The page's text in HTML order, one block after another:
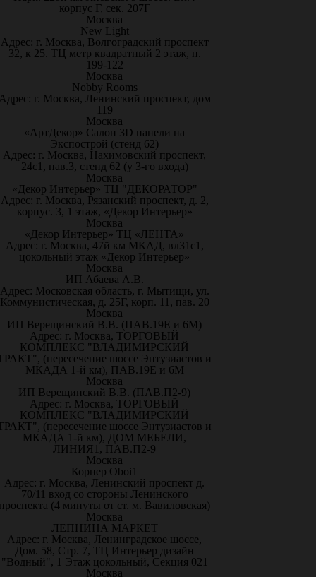
корпус Г, сек. 207Г
Москва
New Light
Адрес: г. Москва, Волгоградский проспект
32, к 25. ТЦ метр квадратный 2 этаж, п.
199-122
Москва
Nobby Rooms
г. Москва, Ленинский проспект, дом
119
Москва
«АртДекор» Салон 3D панели на
Экспострой (стенд 62)
Адрес: г. Москва, Нахимовский проспект,
24с1, пав.3, стенд 62 (у 3-го входа)
Москва
«Декор Интерьер» ТЦ "ДЕКОРАТОР"
Адрес: г. Москва, Рязанский проспект, д. 2,
корпус. 3, 1 этаж, «Декор Интерьер»
Москва
«Декор Интерьер» ТЦ «ЛЕНТА»
Адрес: г. Москва, 47й км МКАД, вл31с1,
цокольный этаж «Декор Интерьер»
Москва
ИП Абаева А.В.
Адрес: Московская область, г. Мытищи, ул.
Коммунистическая, д. 25Г, корп. 11, пав. 20
Москва
ИП Верещинский В.В. (ПАВ.19Е и 6М)
Адрес: г. Москва, ТОРГОВЫЙ
КОМПЛЕКС "ВЛАДИМИРСКИЙ
(пересечение шоссе Энтузиастов и
МКАДА 1-й км), ПАВ.19Е и 6М
Москва
ИП Верещинский В.В. (ПАВ.П2-9)
Адрес: г. Москва, ТОРГОВЫЙ
КОМПЛЕКС "ВЛАДИМИРСКИЙ
(пересечение шоссе Энтузиастов и
МКАДА 1-й км), ДОМ МЕБЕЛИ,
ЛИНИЯ1, ПАВ.П2-9
Москва
Корнер Oboi1
Адрес: г. Москва, Ленинский проспект д.
70/11 вход со стороны Ленинского
(4 минуты от ст. м. Вавиловская)
Москва
ЛЕПНИНА МАРКЕТ
Адрес: г. Москва, Ленинградское шоссе,
Дом. 58, Стр. 7, ТЦ Интерьер дизайн
"Водный", 1 Этаж цокольный, Секция 021
Москва